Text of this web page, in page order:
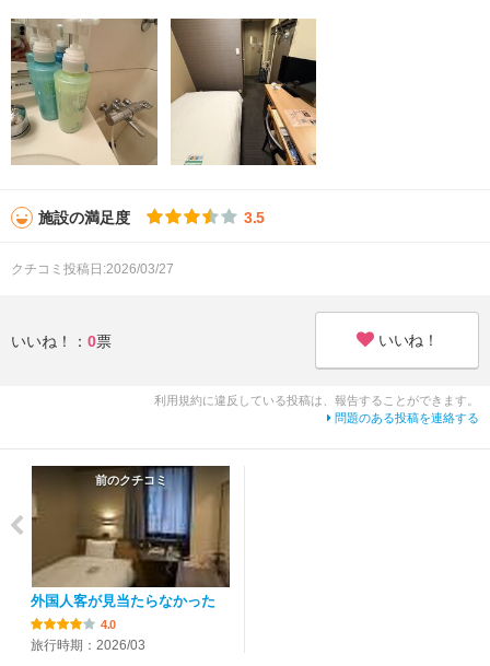
施設の満足度 3.5
クチコミ投稿日:2026/03/27
いいね！： 0票 いいね！
利用規約に違反している投稿は、報告することができます。
問題のある投稿を連絡する
前のクチコミ
外国人客が見当たらなかった
4.0
旅行時期：2026/03